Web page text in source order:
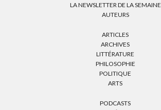
LA NEWSLETTER DE LA SEMAINE
AUTEURS
ARTICLES
ARCHIVES
LITTÉRATURE
PHILOSOPHIE
POLITIQUE
ARTS
PODCASTS